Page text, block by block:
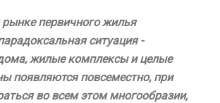
первичного жилья
ситуация -
жилые комплексы и целые
появляются повсеместно, при
во всем этом многообразии,